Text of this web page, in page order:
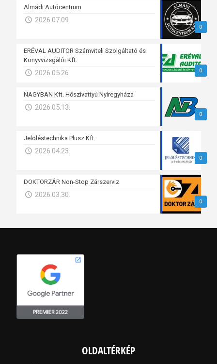
0
Almádi Autócentrum
2026.07.09.
0
ERÉVAL AUDITOR Számviteli Szolgáltató és
Könyvvizsgálói Kft.
2026.05.26.
0
NAGYBAN Kft. Hőszivattyú Nyíregyháza
2026.05.13.
0
Jelöléstechnika Plusz Kft.
2026.04.23.
0
DOKTORZÁR Non-Stop Zárszerviz
2026.03.30.
OLDALTÉRKÉP